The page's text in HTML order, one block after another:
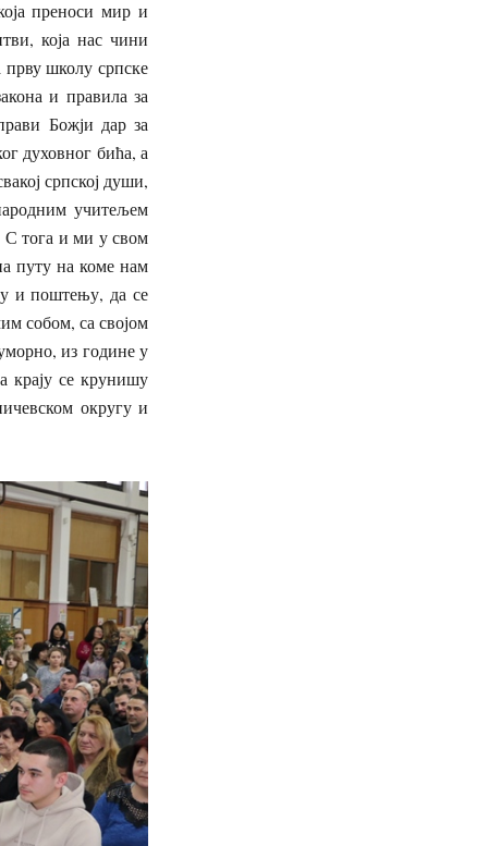
преноси мир и
која нас чини
школу српске
и правила за
Божји дар за
духовног бића, а
српској души,
учитељем
С тога и ми у свом
путу на коме нам
и поштењу, да се
собом, са својом
из године у
крају се крунишу
округу и